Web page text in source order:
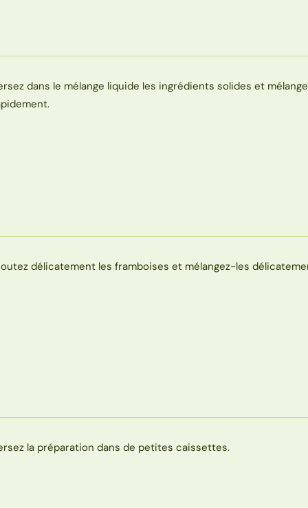
dans le mélange liquide les ingrédients solides et
délicatement les framboises et mélangez-les
la préparation dans de petites caissettes.